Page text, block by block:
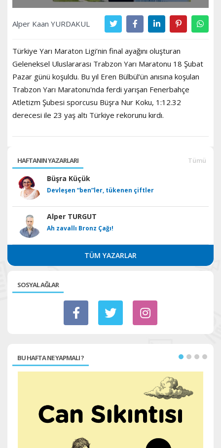
Alper Kaan YURDAKUL
Türkiye Yarı Maraton Ligi’nin final ayağını oluşturan
Geleneksel Uluslararası Trabzon Yarı Maratonu 18 Şubat
Pazar günü koşuldu. Bu yıl Eren Bülbül’ün anısına koşulan
Trabzon Yarı Maratonu'nda ferdi yarışan Fenerbahçe
Atletizm Şubesi sporcusu Büşra Nur Koku, 1:12.32
derecesi ile 23 yaş altı Türkiye rekorunu kırdı.
HAFTANIN YAZARLARI Tümü
Büşra Küçük
Devleşen “ben”ler, tükenen çiftler
Alper TURGUT
Ah zavallı Bronz Çağı!
TÜM YAZARLAR
SOSYAL AĞLAR
BU HAFTA NE YAPMALI ?